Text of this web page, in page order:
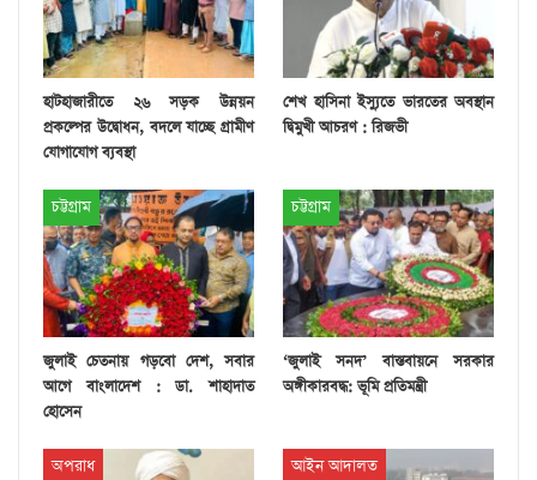
হাটহাজারীতে ২৬ সড়ক উন্নয়ন
প্রকল্পের উদ্বোধন, বদলে যাচ্ছে গ্রামীণ
যোগাযোগ ব্যবস্থা
শেখ হাসিনা ইস্যুতে ভারতের অবস্থান
দ্বিমুখী আচরণ : রিজভী
চট্টগ্রাম
জুলাই চেতনায় গড়বো দেশ, সবার
আগে বাংলাদেশ : ডা. শাহাদাত
হোসেন
চট্টগ্রাম
‘জুলাই সনদ’ বাস্তবায়নে সরকার
অঙ্গীকারবদ্ধ: ভূমি প্রতিমন্ত্রী
অপরাধ আইন আদালত